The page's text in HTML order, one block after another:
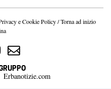
e Cookie Policy/Torna ad inizio
Erbanotizie.com